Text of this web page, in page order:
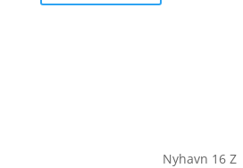
Nyhavn 16 Z